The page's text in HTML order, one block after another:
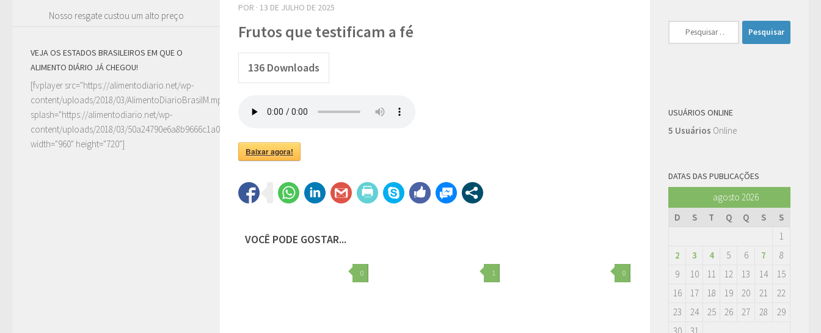
POR · 13 DE JULHO DE 2025
Frutos que testificam a fé
136 Downloads
Baixar agora!
VOCÊ PODE GOSTAR...
0 1 0
Nosso resgate custou um alto preço
VEJA OS ESTADOS BRASILEIROS EM QUE O
ALIMENTO DIÁRIO JÁ CHEGOU!
[fvplayer src="https://alimentodiario.net/wp-
content/uploads/2018/03/AlimentoDiarioBrasilM.mp4"
splash="https://alimentodiario.net/wp-
content/uploads/2018/03/50a24790e6a8b9666c1a0c6b2a87ad5d2.png"
width="960" height="720"]
Pesquisar
por:
USUÁRIOS ONLINE
5 Usuários Online
DATAS DAS PUBLICAÇÕES
agosto 2026
D
S T Q Q S
S
1
2
3 4 5 6 7
8
9
10 11 12 13 14
15
16
17 18 19 20 21
22
23
24 25 26 27 28
29